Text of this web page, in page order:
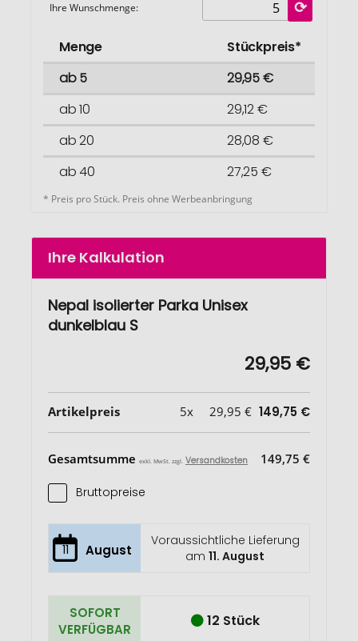
Ihre Wunschmenge:
Menge
Stückpreis*
ab 5
29,95 €
ab 10
29,12 €
ab 20
28,08 €
ab 40
27,25 €
* Preis pro Stück. Preis ohne Werbeanbringung
Ihre Kalkulation
Nepal isolierter Parka Unisex
dunkelblau S
29,95 €
Artikelpreis 5x 29,95 € 149,75 €
Gesamtsumme exkl. MwSt. zzgl. Versandkosten 149,75 €
Bruttopreise
11 August
Voraussichtliche Lieferung
am11. August
SOFORT
VERFÜGBAR
12 Stück